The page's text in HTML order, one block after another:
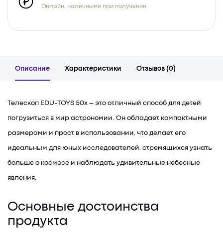
Онлайн, наличными при получении
Описание Характеристики Отзывов (0)
Телескоп EDU-TOYS 50x – это отличный способ для детей
погрузиться в мир астрономии. Он обладает компактными
размерами и прост в использовании, что делает его
идеальным для юных исследователей, стремящихся узнать
больше о космосе и наблюдать удивительные небесные
явления.
Основные достоинства
продукта